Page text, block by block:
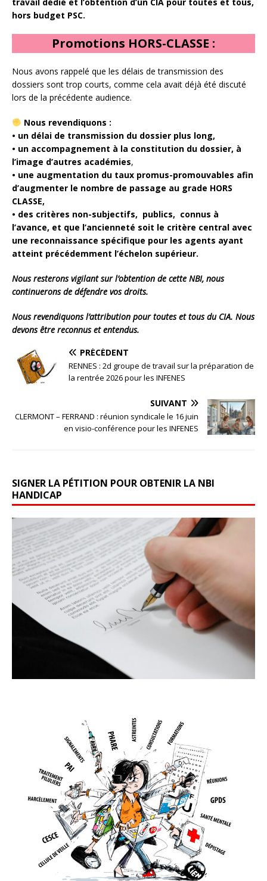
hors budget PSC.
Promotions HORS-CLASSE :
Nous avons rappelé que les délais de transmission des
dossiers sont trop courts, comme cela avait déjà été discuté
lors de la précédente audience.
Nous revendiquons :
• un délai de transmission du dossier plus long,
• un accompagnement à la constitution du dossier, à
l’image d’autres académies,
• une augmentation du taux promus-promouvables afin
d’augmenter le nombre de passage au grade HORS
CLASSE,
• des critères non-subjectifs, publics, connus à
l’avance, et que l’ancienneté soit le critère central avec
une reconnaissance spécifique pour les agents ayant
atteint précédemment l’échelon supérieur.
Nous resterons vigilant sur l’obtention de cette NBI, nous
continuerons de défendre vos droits.
Nous revendiquons l’attribution pour toutes et tous du CIA. Nous
devons être reconnus et entendus.
PRÉCÉDENT
RENNES : 2d groupe de travail sur la préparation de
la rentrée 2026 pour les INFENES
SUIVANT
CLERMONT – FERRAND : réunion syndicale le 16 juin
en visio-conférence pour les INFENES
SIGNER LA PÉTITION POUR OBTENIR LA NBI
HANDICAP